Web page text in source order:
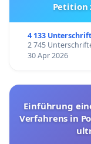
Petition
4 133
2 745
30 Apr 2026
Einführung
Verfahrens in